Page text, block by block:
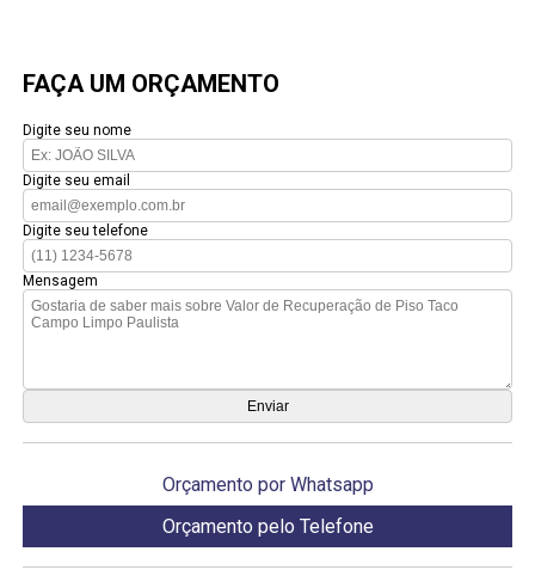
FAÇA UM ORÇAMENTO
Digite seu nome
Digite seu email
Digite seu telefone
Mensagem
Orçamento por Whatsapp
Orçamento pelo Telefone